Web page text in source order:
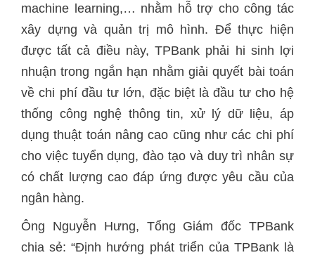
machine learning,… nhằm hỗ trợ cho công tác
xây dựng và quản trị mô hình. Để thực hiện
được tất cả điều này, TPBank phải hi sinh lợi
nhuận trong ngắn hạn nhằm giải quyết bài toán
về chi phí đầu tư lớn, đặc biệt là đầu tư cho hệ
thống công nghệ thông tin, xử lý dữ liệu, áp
dụng thuật toán nâng cao cũng như các chi phí
cho việc tuyển dụng, đào tạo và duy trì nhân sự
có chất lượng cao đáp ứng được yêu cầu của
ngân hàng.
Ông Nguyễn Hưng, Tổng Giám đốc TPBank
chia sẻ: “Định hướng phát triển của TPBank là